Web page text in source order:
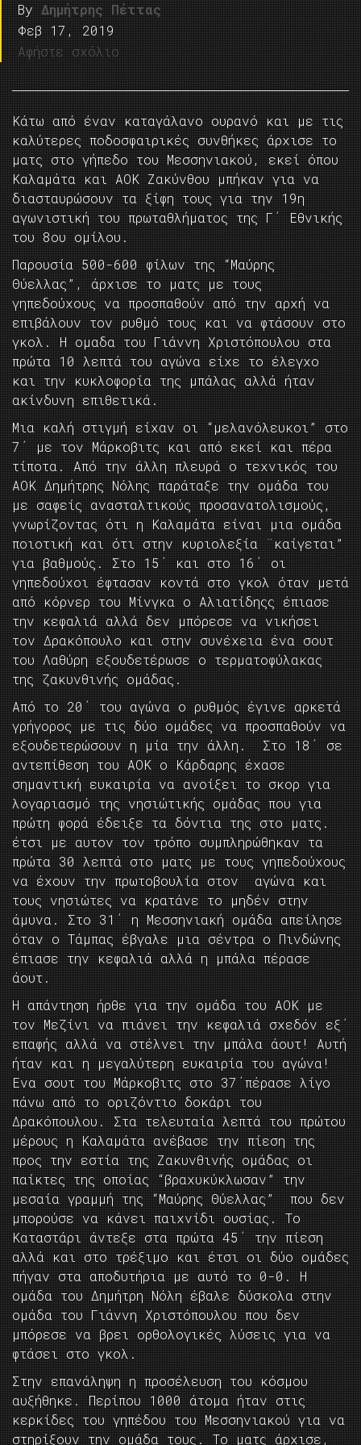
By Δημήτρης Πέττας
Φεβ 17, 2019
Αφήστε σχόλιο
Κάτω από έναν καταγάλανο ουρανό και με τις
καλύτερες ποδοσφαιρικές συνθήκες άρχισε το
ματς στο γήπεδο του Μεσσηνιακού, εκεί όπου
Καλαμάτα και ΑΟΚ Ζακύνθου μπήκαν για να
διασταυρώσουν τα ξίφη τους για την 19η
αγωνιστική του πρωταθλήματος της Γ΄ Εθνικής
του 8ου ομίλου.
Παρουσία 500-600 φίλων της “Μαύρης
Θύελλας”, άρχισε το ματς με τους
γηπεδούχους να προσπαθούν από την αρχή να
επιβάλουν τον ρυθμό τους και να φτάσουν στο
γκολ. Η ομαδα του Γιάννη Χριστόπουλου στα
πρώτα 10 λεπτά του αγώνα είχε το έλεγχο
και την κυκλοφορία της μπάλας αλλά ήταν
ακίνδυνη επιθετικά.
Μια καλή στιγμή είχαν οι “μελανόλευκοι” στο
7΄ με τον Μάρκοβιτς και από εκεί και πέρα
τίποτα. Από την άλλη πλευρά ο τεχνικός του
ΑΟΚ Δημήτρης Νόλης παράταξε την ομάδα του
με σαφείς ανασταλτικούς προσανατολισμούς,
γνωρίζοντας ότι η Καλαμάτα είναι μια ομάδα
ποιοτική και ότι στην κυριολεξία ¨καίγεται”
για βαθμούς. Στο 15΄ και στο 16΄ οι
γηπεδούχοι έφτασαν κοντά στο γκολ όταν μετά
από κόρνερ του Μίνγκα ο Αλιατίδηςς έπιασε
την κεφαλιά αλλά δεν μπόρεσε να νικήσει
τον Δρακόπουλο και στην συνέχεια ένα σουτ
του Λαθύρη εξουδετέρωσε ο τερματοφύλακας
της ζακυνθινής ομάδας.
Από το 20΄ του αγώνα ο ρυθμός έγινε αρκετά
γρήγορος με τις δύο ομάδες να προσπαθούν να
εξουδετερώσουν η μία την άλλη. Στο 18΄ σε
αντεπίθεση του ΑΟΚ ο Κάρδαρης έχασε
σημαντική ευκαιρία να ανοίξει το σκορ για
λογαριασμό της νησιώτικής ομάδας που για
πρώτη φορά έδειξε τα δόντια της στο ματς.
έτσι με αυτον τον τρόπο συμπληρώθηκαν τα
πρώτα 30 λεπτά στο ματς με τους γηπεδούχους
να έχουν την πρωτοβουλία στον αγώνα και
τους νησιώτες να κρατάνε το μηδέν στην
άμυνα. Στο 31΄ η Μεσσηνιακή ομάδα απείλησε
όταν ο Τάμπας έβγαλε μια σέντρα ο Πινδώνης
έπιασε την κεφαλιά αλλά η μπάλα πέρασε
άουτ.
Η απάντηση ήρθε για την ομάδα του ΑΟΚ με
τον Μεζίνι να πιάνει την κεφαλιά σχεδόν εξ΄
επαφής αλλά να στέλνει την μπάλα άουτ! Αυτή
ήταν και η μεγαλύτερη ευκαιρία του αγώνα!
Ενα σουτ του Μάρκοβιτς στο 37΄πέρασε λίγο
πάνω από το οριζόντιο δοκάρι του
Δρακόπουλου. Στα τελευταία λεπτά του πρώτου
μέρους η Καλαμάτα ανέβασε την πίεση της
προς την εστία της Ζακυνθινής ομάδας οι
παίκτες της οποίας “βραχυκύκλωσαν” την
μεσαία γραμμή της “Μαύρης Θύελλας” που δεν
μπορούσε να κάνει παιχνίδι ουσίας. Το
Καταστάρι άντεξε στα πρώτα 45΄ την πίεση
αλλά και στο τρέξιμο και έτσι οι δύο ομάδες
πήγαν στα αποδυτήρια με αυτό το 0-0. Η
ομάδα του Δημήτρη Νόλη έβαλε δύσκολα στην
ομάδα του Γιάννη Χριστόπουλου που δεν
μπόρεσε να βρει ορθολογικές λύσεις για να
φτάσει στο γκολ.
Στην επανάληψη η προσέλευση του κόσμου
αυξήθηκε. Περίπου 1000 άτομα ήταν στις
κερκίδες του γηπέδου του Μεσσηνιακού για να
στηρίξουν την ομάδα τους. Το ματς άρχισε,